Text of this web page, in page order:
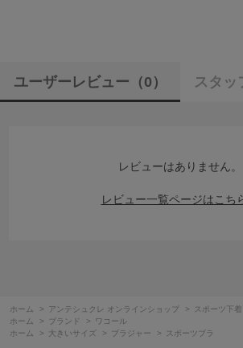
ユーザーレビュー （0） スタッ
レビューはありません。
レビュー一覧ページはこち
ホーム > アンテシュクレ オンラインショップ > スポーツ下着
ホーム
> ブランド >
ワコール
ホーム
> 大きいサイズ > ブラジャー > スポーツブラ